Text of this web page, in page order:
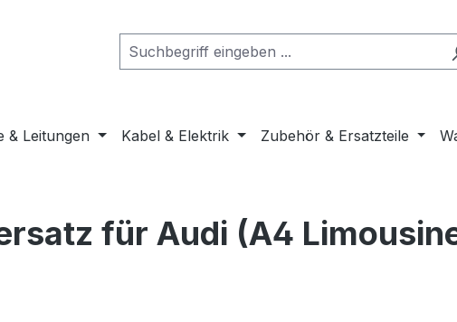
& Leitungen Kabel & Elektrik Zubehör & Ersatzteile
für Audi (A4